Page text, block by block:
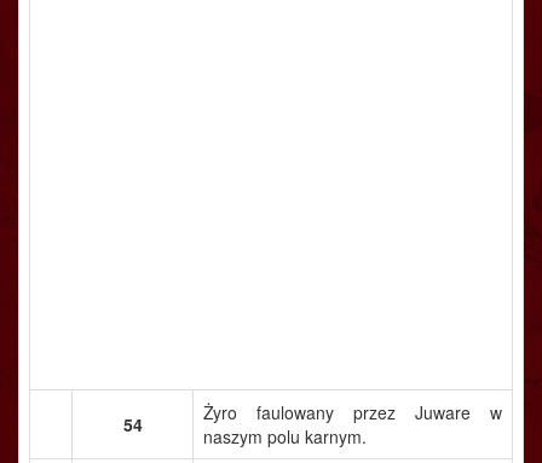
54
Żyro faulowany przez Juware w
naszym polu karnym.